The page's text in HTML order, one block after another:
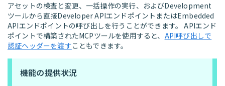
アセットの検査と変更、一括操作の実行、およびDevelopment
ツールから直接Developer APIエンドポイントまたはEmbedded
APIエンドポイントの呼び出しを行うことができます。 APIエンド
ポイントで構築されたMCPツールを使用すると、 API呼び出しで
認証ヘッダーを渡すこともできます。
機能の提供状況